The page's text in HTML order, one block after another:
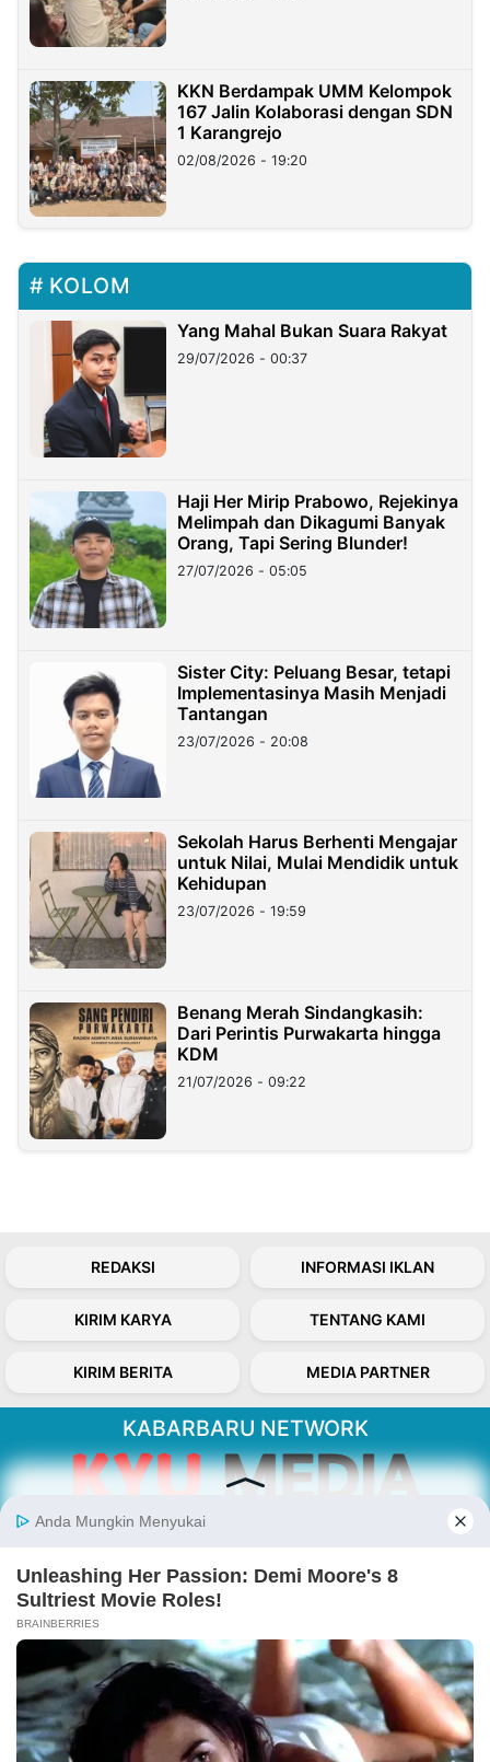
KKN Berdampak UMM Kelompok
167 Jalin Kolaborasi dengan SDN
1 Karangrejo
02/08/2026 - 19:20
KOLOM
Yang Mahal Bukan Suara Rakyat
29/07/2026 - 00:37
Haji Her Mirip Prabowo, Rejekinya
Melimpah dan Dikagumi Banyak
Orang, Tapi Sering Blunder!
27/07/2026 - 05:05
Sister City: Peluang Besar, tetapi
Implementasinya Masih Menjadi
Tantangan
23/07/2026 - 20:08
Sekolah Harus Berhenti Mengajar
untuk Nilai, Mulai Mendidik untuk
Kehidupan
23/07/2026 - 19:59
Benang Merah Sindangkasih:
Dari Perintis Purwakarta hingga
KDM
21/07/2026 - 09:22
REDAKSI INFORMASI IKLAN
KIRIM KARYA TENTANG KAMI
KIRIM BERITA MEDIA PARTNER
KABARBARU NETWORK
Kabarbaru.co menyajikan berita aktual dan
Follow Kabarbaru